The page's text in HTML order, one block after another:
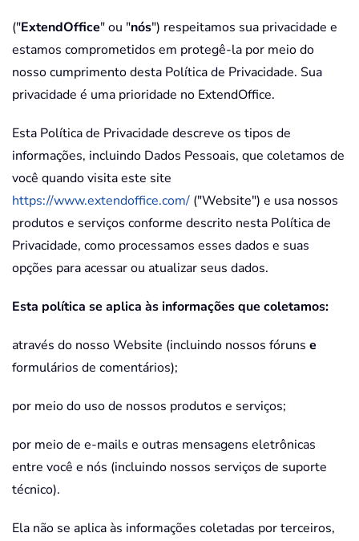
("ExtendOffice" ou "nós") respeitamos sua privacidade e
estamos comprometidos em protegê-la por meio do
nosso cumprimento desta Política de Privacidade. Sua
privacidade é uma prioridade no ExtendOffice.
Esta Política de Privacidade descreve os tipos de
informações, incluindo Dados Pessoais, que coletamos de
você quando visita este site
https://www.extendoffice.com/ ("Website") e usa nossos
produtos e serviços conforme descrito nesta Política de
Privacidade, como processamos esses dados e suas
opções para acessar ou atualizar seus dados.
Esta política se aplica às informações que coletamos:
através do nosso Website (incluindo nossos fóruns e
formulários de comentários);
por meio do uso de nossos produtos e serviços;
por meio de e-mails e outras mensagens eletrônicas
entre você e nós (incluindo nossos serviços de suporte
técnico).
Ela não se aplica às informações coletadas por terceiros,